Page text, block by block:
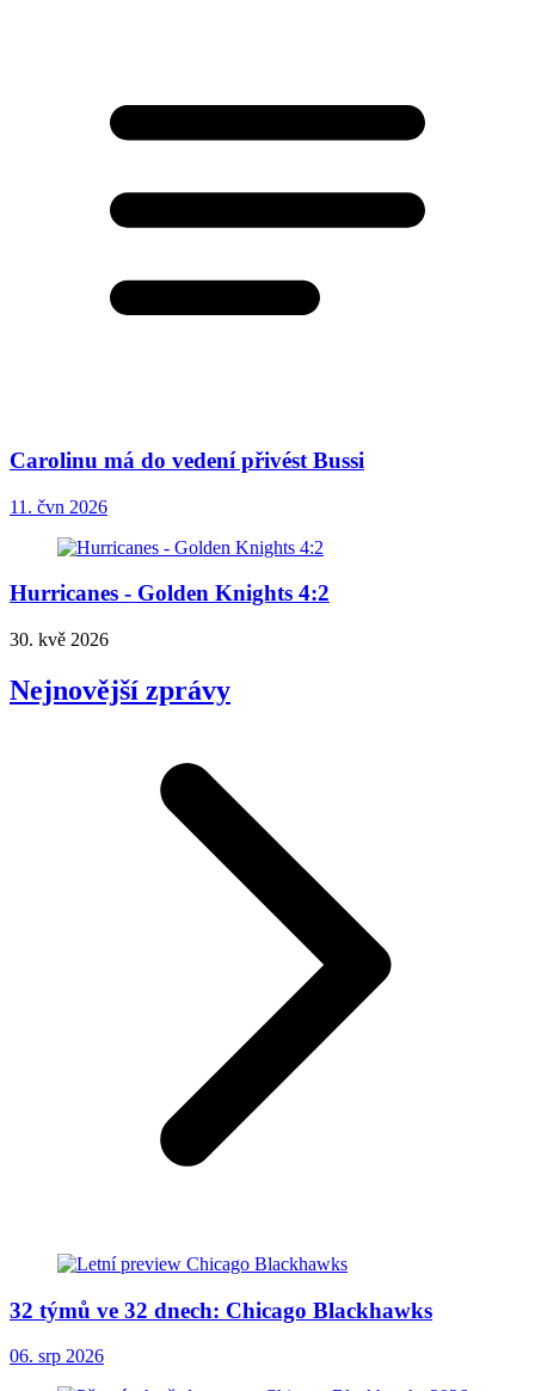
Carolinu má do vedení přivést Bussi
11. čvn 2026
Hurricanes - Golden Knights 4:2
30. kvě 2026
Nejnovější zprávy
32 týmů ve 32 dnech: Chicago Blackhawks
06. srp 2026